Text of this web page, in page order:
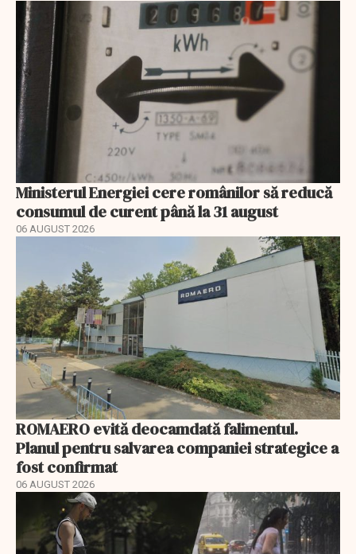
Ministerul Energiei cere românilor să reducă
consumul de curent până la 31 august
06 AUGUST 2026
ROMAERO evită deocamdată falimentul.
Planul pentru salvarea companiei strategice a
fost confirmat
06 AUGUST 2026